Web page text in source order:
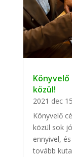
közül!
2021 dec
Könyvelő
közül sok
ennyivel,
tovább